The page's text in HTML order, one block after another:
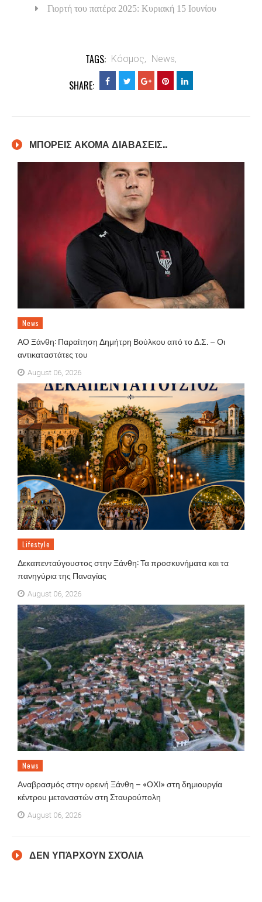
Γιορτή του πατέρα 2025: Κυριακή 15 Ιουνίου
TAGS: Κόσμος, News,
SHARE:
ΜΠΟΡΕΙΣ ΑΚΟΜΑ ΔΙΑΒΑΣΕΙΣ..
News
ΑΟ Ξάνθη: Παραίτηση Δημήτρη Βούλκου από το Δ.Σ. – Οι
αντικαταστάτες του
August 06, 2026
Lifestyle
Δεκαπενταύγουστος στην Ξάνθη: Τα προσκυνήματα και τα
πανηγύρια της Παναγίας
August 06, 2026
News
Αναβρασμός στην ορεινή Ξάνθη – «ΟΧΙ» στη δημιουργία
κέντρου μεταναστών στη Σταυρούπολη
August 06, 2026
ΔΕΝ ΥΠΆΡΧΟΥΝ ΣΧΌΛΙΑ